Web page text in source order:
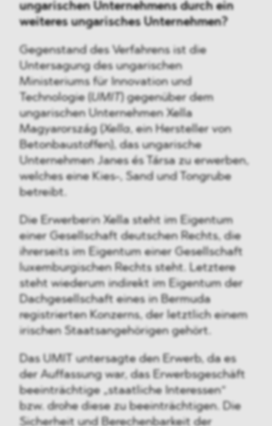
ungarischen Unternehmens durch ein
weiteres ungarisches Unternehmen?
Gegenstand des Verfahrens ist die
Untersagung des ungarischen
Ministeriums für Innovation und
Technologie ( UMIT) gegenüber dem
ungarischen Unternehmen Xella
Magyarország (Xella, ein Hersteller von
Betonbaustoffen), das ungarische
Unternehmen Janes és Társa zu erwerben,
welches eine Kies-, Sand und Tongrube
betreibt.
Die Erwerberin Xella steht im Eigentum
einer Gesellschaft deutschen Rechts, die
ihrerseits im Eigentum einer Gesellschaft
luxemburgischen Rechts steht. Letztere
steht wiederum indirekt im Eigentum der
Dachgesellschaft eines in Bermuda
registrierten Konzerns, der letztlich einem
irischen Staatsangehörigen gehört.
Das UMIT untersagte den Erwerb, da es
der Auffassung war, das Erwerbsgeschäft
beeinträchtige „staatliche Interessen“
bzw. drohe diese zu beeinträchtigen. Die
Sicherheit und Berechenbarkeit der